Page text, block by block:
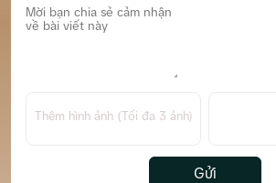
Thêm hình ảnh (Tối đa 3 ảnh)
Gửi